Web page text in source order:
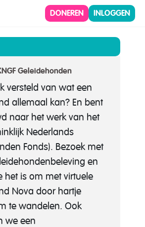
DONEREN INLOGGEN
Geleidehonden
versteld van wat een
allemaal kan? En bent
naar het werk van het
Nederlands
Fonds). Bezoek met
en
het is om met virtuele
Nova door hartje
te wandelen. Ook
we een